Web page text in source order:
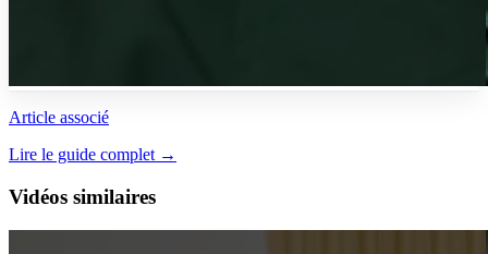
Article associé
Lire le guide complet →
Vidéos similaires